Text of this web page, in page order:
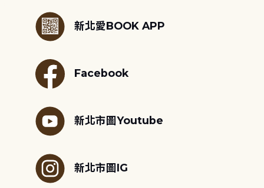
新北愛BOOK APP
Facebook
新北市圖Youtube
新北市圖IG